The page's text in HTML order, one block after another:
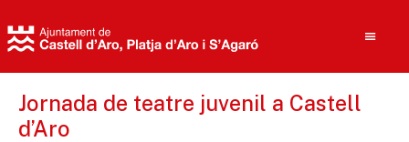
Jornada de teatre juvenil a Castell
d’Aro